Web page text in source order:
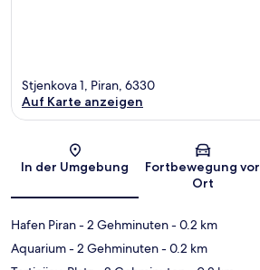
Karte
Stjenkova 1, Piran, 6330
Auf Karte anzeigen
In der Umgebung
Fortbewegung vor
Ort
Hafen Piran- 2 Gehminuten- 0.2 km
Aquarium- 2 Gehminuten- 0.2 km